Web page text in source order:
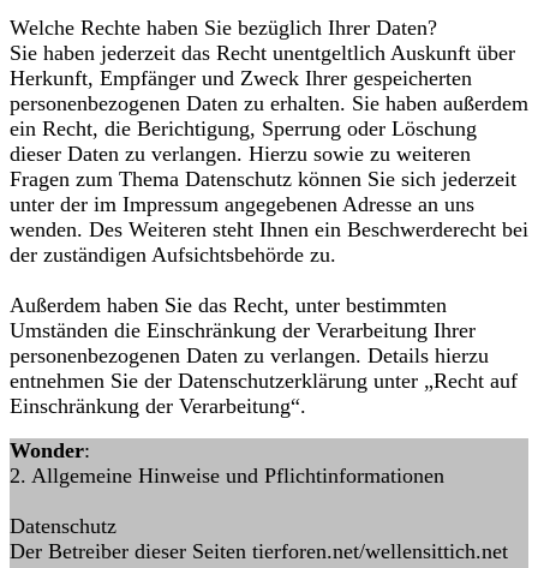
Welche Rechte haben Sie bezüglich Ihrer Daten?
Sie haben jederzeit das Recht unentgeltlich Auskunft über
Herkunft, Empfänger und Zweck Ihrer gespeicherten
personenbezogenen Daten zu erhalten. Sie haben außerdem
ein Recht, die Berichtigung, Sperrung oder Löschung
dieser Daten zu verlangen. Hierzu sowie zu weiteren
Fragen zum Thema Datenschutz können Sie sich jederzeit
unter der im Impressum angegebenen Adresse an uns
wenden. Des Weiteren steht Ihnen ein Beschwerderecht bei
der zuständigen Aufsichtsbehörde zu.
Außerdem haben Sie das Recht, unter bestimmten
Umständen die Einschränkung der Verarbeitung Ihrer
personenbezogenen Daten zu verlangen. Details hierzu
entnehmen Sie der Datenschutzerklärung unter „Recht auf
Einschränkung der Verarbeitung“.
Wonder:
2. Allgemeine Hinweise und Pflichtinformationen
Datenschutz
Der Betreiber dieser Seiten tierforen.net/wellensittich.net